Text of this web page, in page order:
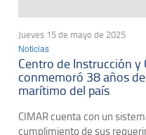
Jueves 15 de mayo de 2025
Noticias
Centro de Instrucción
conmemoró 38 años
marítimo del país
CIMAR cuenta con un
cumplimiento de sus